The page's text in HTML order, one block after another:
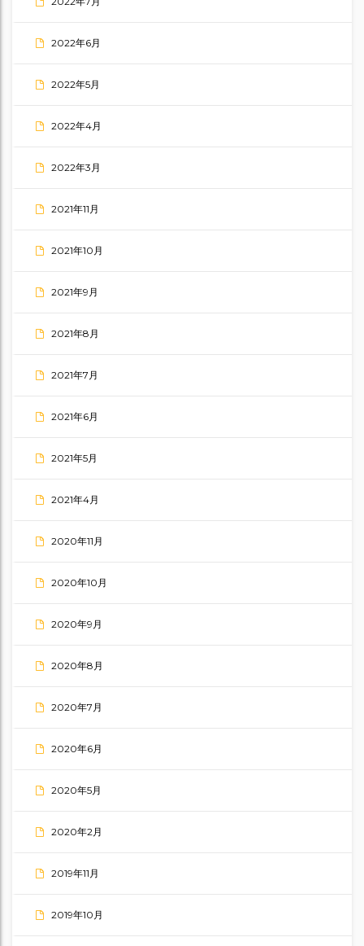
2022年6月
2022年5月
2022年4月
2022年3月
2021年11月
2021年10月
2021年9月
2021年8月
2021年7月
2021年6月
2021年5月
2021年4月
2020年11月
2020年10月
2020年9月
2020年8月
2020年7月
2020年6月
2020年5月
2020年2月
2019年11月
2019年10月